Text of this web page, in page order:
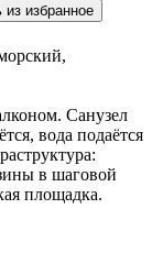
из избранное
Санузел
вода подаётся
в шаговой
площадка.